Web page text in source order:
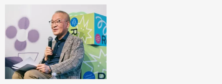
大学変革 #1 明星学苑 理事長 謳歌する学びの未来 ──「み